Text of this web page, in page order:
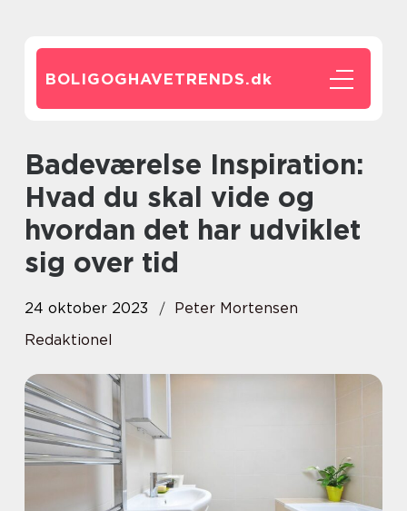
BOLIGOGHAVETRENDS.dk
Badeværelse Inspiration:
Hvad du skal vide og
hvordan det har udviklet
sig over tid
24 oktober 2023
Peter Mortensen
Redaktionel